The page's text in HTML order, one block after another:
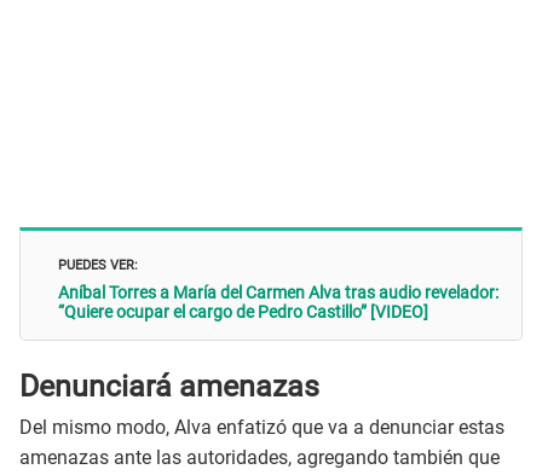
PUEDES VER:
Aníbal Torres a María del Carmen Alva tras audio revelador:
“Quiere ocupar el cargo de Pedro Castillo” [VIDEO]
Denunciará amenazas
Del mismo modo, Alva enfatizó que va a denunciar estas
amenazas ante las autoridades, agregando también que